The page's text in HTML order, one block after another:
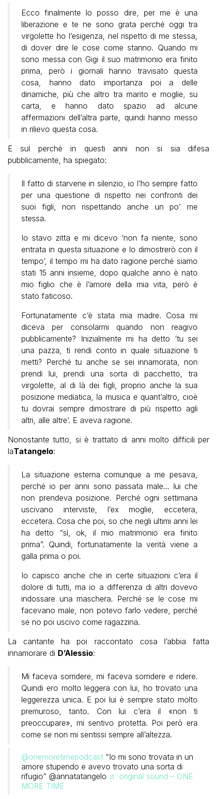
Ecco finalmente lo posso dire, per me è una
liberazione e te ne sono grata perché oggi tra
virgolette ho l’esigenza, nel rispetto di me stessa,
di dover dire le cose come stanno. Quando mi
sono messa con Gigi il suo matrimonio era finito
prima, però i giornali hanno travisato questa
cosa, hanno dato importanza poi a delle
dinamiche, più che altro tra marito e moglie, su
carta, e hanno dato spazio ad alcune
affermazioni dell’altra parte, quindi hanno messo
in rilievo questa cosa.
E sul perché in questi anni non si sia difesa
pubblicamente, ha spiegato:
Il fatto di starvene in silenzio, io l’ho sempre fatto
per una questione di rispetto nei confronti dei
suoi figli, non rispettando anche un po’ me
stessa.
Io stavo zitta e mi dicevo ‘non fa niente, sono
entrata in questa situazione e lo dimostrerò con il
tempo’, il tempo mi ha dato ragione perché siamo
stati 15 anni insieme, dopo qualche anno è nato
mio figlio che è l’amore della mia vita, però è
stato faticoso.
Fortunatamente c’è stata mia madre. Cosa mi
diceva per consolarmi quando non reagivo
pubblicamente? Inizialmente mi ha detto ‘tu sei
una pazza, ti rendi conto in quale situazione ti
metti? Perché tu anche se sei innamorata, non
prendi lui, prendi una sorta di pacchetto, tra
virgolette, al di là dei figli, proprio anche la sua
posizione mediatica, la musica e quant’altro, cioè
tu dovrai sempre dimostrare di più rispetto agli
altri, alle altre’. E aveva ragione.
Nonostante tutto, si è trattato di anni molto difficili per
laTatangelo:
La situazione esterna comunque a me pesava,
perché io per anni sono passata male… lui che
non prendeva posizione. Perché ogni settimana
uscivano interviste, l’ex moglie, eccetera,
eccetera. Cosa che poi, so che negli ultimi anni lei
ha detto “sì, ok, il mio matrimonio era finito
prima”. Quindi, fortunatamente la verità viene a
galla prima o poi.
Io capisco anche che in certe situazioni c’era il
dolore di tutti, ma io a differenza di altri dovevo
indossare una maschera. Perché se le cose mi
facevano male, non potevo farlo vedere, perché
se no poi uscivo come ragazzina.
La cantante ha poi raccontato cosa l’abbia fatta
innamorare di D’Alessio:
Mi faceva sorridere, mi faceva sorridere e ridere.
Quindi ero molto leggera con lui, ho trovato una
leggerezza unica. E poi lui è sempre stato molto
premuroso, tanto. Con lui c’era il «non ti
preoccupare», mi sentivo protetta. Poi però era
come se non mi sentissi sempre all’altezza.
@onemoretimepodcast “Io mi sono trovata in un
amore stupendo e avevo trovato una sorta di
rifugio” @annatatangelo ♬ original sound – ONE
MORE TIME